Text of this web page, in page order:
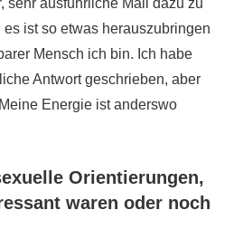
ist so etwas herauszubringen
Mensch ich bin. Ich habe
Antwort geschrieben, aber
Energie ist anderswo
Orientierungen,
waren oder noch